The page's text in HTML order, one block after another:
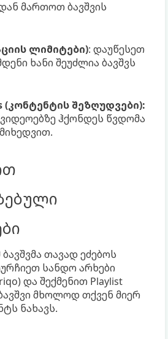
მართოთ ბავშვის
ლიმიტები): დაუწესეთ
ხანი შეუძლია ბავშვს
(კონტენტის შეზღუდვები):
ჰქონდეს წვდომა
თავად ეძებოს
სანდო არხები
და შექმენით Playlist
მხოლოდ თქვენ მიერ
ნახავს.